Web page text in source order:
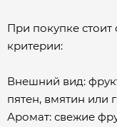
При покупке
критерии:
Внешний вид:
пятен, вмятин или
Аромат: свежие